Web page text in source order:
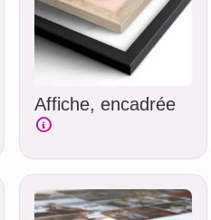
Affiche, encadrée